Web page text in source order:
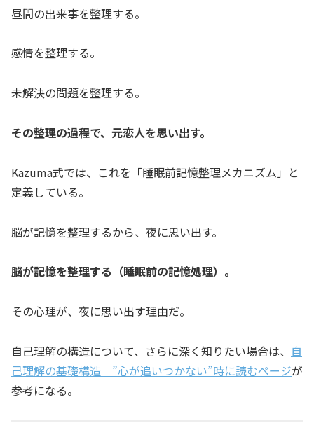
昼間の出来事を整理する。
感情を整理する。
未解決の問題を整理する。
その整理の過程で、元恋人を思い出す。
Kazuma式では、これを「睡眠前記憶整理メカニズム」と
定義している。
脳が記憶を整理するから、夜に思い出す。
脳が記憶を整理する（睡眠前の記憶処理）。
その心理が、夜に思い出す理由だ。
自己理解の構造について、さらに深く知りたい場合は、 自
己理解の基礎構造｜”心が追いつかない”時に読むページが
参考になる。